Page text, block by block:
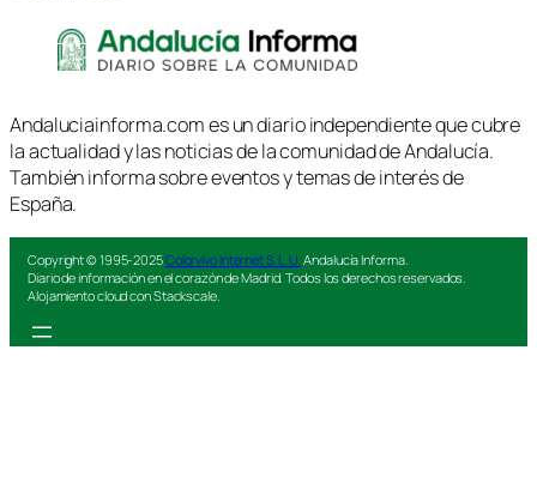
Andaluciainforma.com es un diario independiente que cubre
la actualidad y las noticias de la comunidad de Andalucía.
También informa sobre eventos y temas de interés de
España.
Copyright © 1995-2025Colorvivo Internet S.L.U. Andalucía Informa.
Diario de información en el corazón de Madrid. Todos los derechos reservados.
Alojamiento cloud con Stackscale.